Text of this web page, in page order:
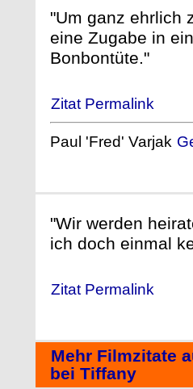
"Um ganz ehrlich
eine Zugabe in
Bonbontüte."
Zitat Permalink
Paul 'Fred' Varjak
"Wir werden
ich doch einmal
Zitat Permalink
Mehr Filmzitate
bei Tiffany